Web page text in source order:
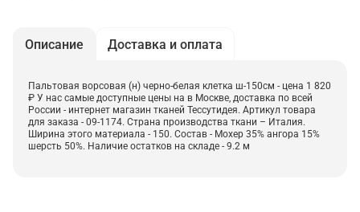
Описание Доставка и оплата
Пальтовая ворсовая (н) черно-белая клетка ш-150см - цена 1 820
₽ У нас самые доступные цены на в Москве, доставка по всей
России - интернет магазин тканей Тессутидея. Артикул товара
для заказа - 09-1174. Страна производства ткани – Италия.
Ширина этого материала - 150. Состав - Мохер 35% ангора 15%
шерсть 50%. Наличие остатков на складе - 9.2 м